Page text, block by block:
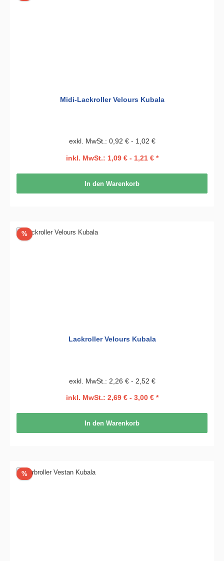
Midi-Lackroller Velours Kubala
exkl. MwSt.: 0,92 € - 1,02 €
inkl. MwSt.: 1,09 € - 1,21 € *
In den Warenkorb
%Rabatt
Lackroller Velours Kubala
exkl. MwSt.: 2,26 € - 2,52 €
inkl. MwSt.: 2,69 € - 3,00 € *
In den Warenkorb
%Rabatt